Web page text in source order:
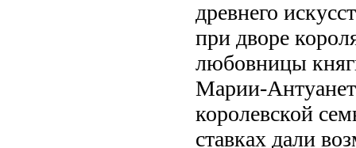
древнего
при дворе
любовницы
Марии-
королевской
ставках дали